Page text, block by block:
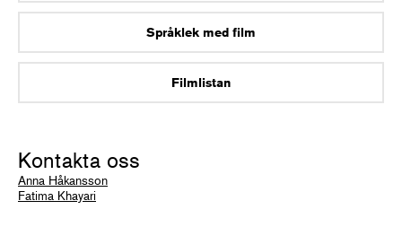
Språklek med film
Filmlistan
Kontakta oss
Anna Håkansson
Fatima Khayari